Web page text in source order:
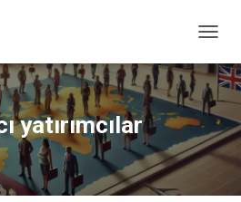
AÇ/
yatırımcılar